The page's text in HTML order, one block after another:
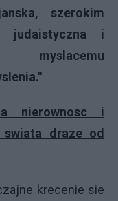
szerokim
judaistyczna i
myslacemu
nierownosc i
draze od
krecenie sie